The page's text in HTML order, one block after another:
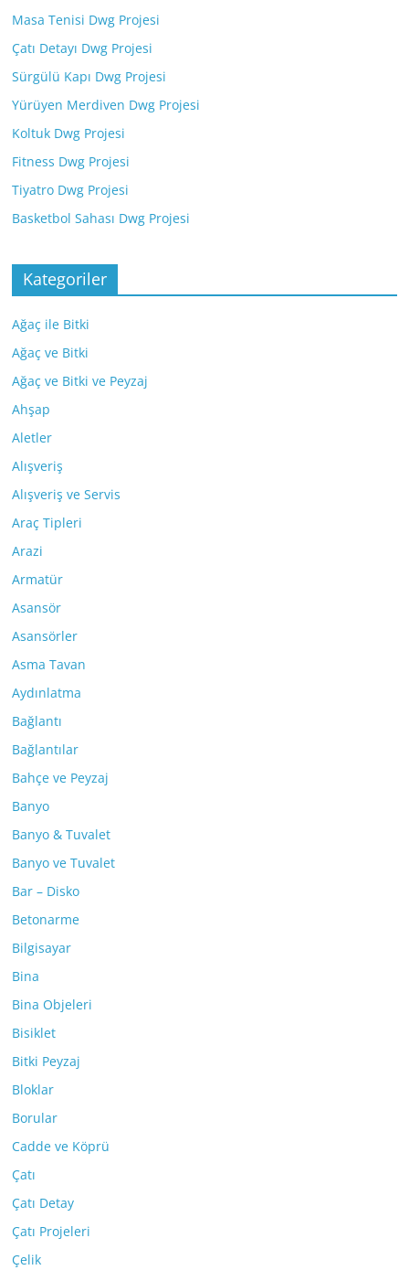
Masa Tenisi Dwg Projesi
Çatı Detayı Dwg Projesi
Sürgülü Kapı Dwg Projesi
Yürüyen Merdiven Dwg Projesi
Koltuk Dwg Projesi
Fitness Dwg Projesi
Tiyatro Dwg Projesi
Basketbol Sahası Dwg Projesi
Kategoriler
Ağaç ile Bitki
Ağaç ve Bitki
Ağaç ve Bitki ve Peyzaj
Ahşap
Aletler
Alışveriş
Alışveriş ve Servis
Araç Tipleri
Arazi
Armatür
Asansör
Asansörler
Asma Tavan
Aydınlatma
Bağlantı
Bağlantılar
Bahçe ve Peyzaj
Banyo
Banyo & Tuvalet
Banyo ve Tuvalet
Bar – Disko
Betonarme
Bilgisayar
Bina
Bina Objeleri
Bisiklet
Bitki Peyzaj
Bloklar
Borular
Cadde ve Köprü
Çatı
Çatı Detay
Çatı Projeleri
Çelik